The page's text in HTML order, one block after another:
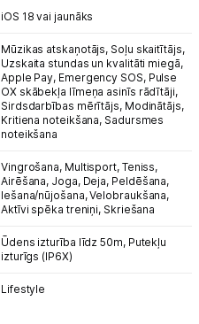
iOS 18 vai jaunāks
Mūzikas atskaņotājs, Soļu skaitītājs,
Uzskaita stundas un kvalitāti miegā,
Apple Pay, Emergency SOS, Pulse
OX skābekļa līmeņa asinīs rādītāji,
Sirdsdarbības mērītājs, Modinātājs,
Kritiena noteikšana, Sadursmes
noteikšana
Vingrošana, Multisport, Teniss,
Airēšana, Joga, Deja, Peldēšana,
Iešana/nūjošana,Velobraukšana,
Aktīvi spēka treniņi, Skriešana
Ūdens izturība līdz 50m, Putekļu
izturīgs (IP6X)
Lifestyle